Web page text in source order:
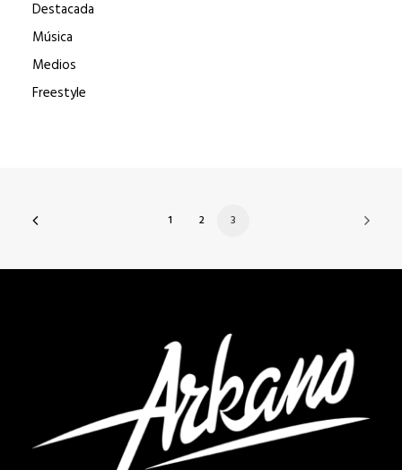
Destacada
Música
Medios
Freestyle
1 2 3